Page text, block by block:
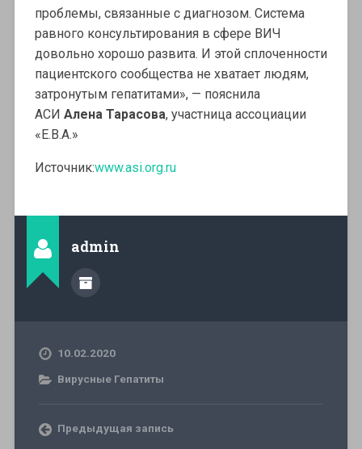
проблемы, связанные с диагнозом. Система
равного консультирования в сфере ВИЧ
довольно хорошо развита. И этой сплоченности
пациентского сообщества не хватает людям,
затронутым гепатитами», — пояснила
АСИ Алена Тарасова, участница ассоциации
«Е.В.А.»
Источник:www.asi.org.ru
admin
10.02.2020
Вирусные Гепатиты
Предыдущая запись